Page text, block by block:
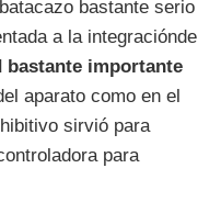
bastante serio
a la integraciónde
bastante importante
aparato como en el
sirvió para
para